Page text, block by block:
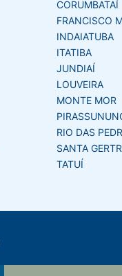
CORUMBATAÍ
FRANCISCO
INDAIATUBA
ITATIBA
JUNDIAÍ
LOUVEIRA
MONTE MOR
RIO DAS
SANTA
TATUÍ